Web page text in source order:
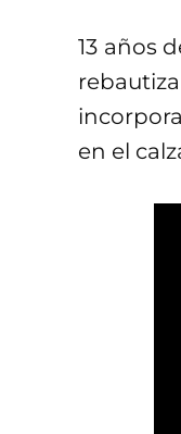
13 años
en el